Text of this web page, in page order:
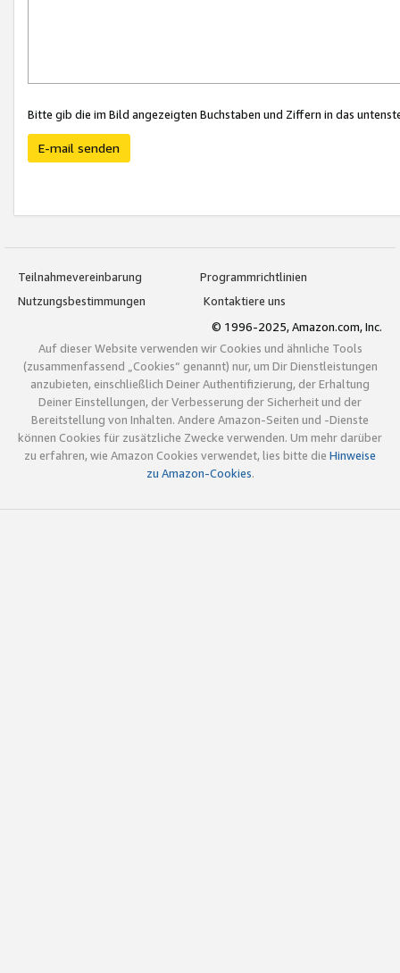
Bitte gib die im Bild angezeigten Buchstaben und Ziffern in das
E-mail senden
Teilnahmevereinbarung
Programmrichtlinien
Nutzungsbestimmungen
Kontaktiere uns
© 1996-2025, Amazon.com, Inc.
Auf dieser Website verwenden wir Cookies und ähnliche Tools
(zusammenfassend „Cookies“ genannt) nur, um Dir Dienstleistungen
anzubieten, einschließlich Deiner Authentifizierung, der Erhaltung
Deiner Einstellungen, der Verbesserung der Sicherheit und der
Bereitstellung von Inhalten. Andere Amazon-Seiten und -Dienste
können Cookies für zusätzliche Zwecke verwenden. Um mehr darüber
zu erfahren, wie Amazon Cookies verwendet, lies bitte die Hinweise
zu Amazon-Cookies.